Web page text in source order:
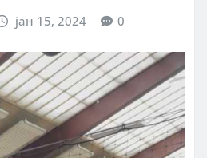
јан 15, 2024 0